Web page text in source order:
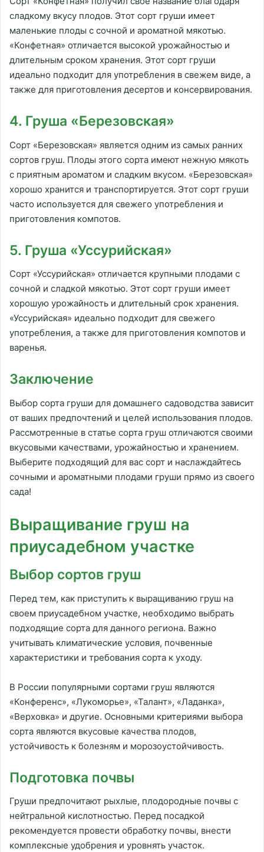
сладкому вкусу плодов. Этот сорт груши имеет
маленькие плоды с сочной и ароматной мякотью.
«Конфетная» отличается высокой урожайностью и
длительным сроком хранения. Этот сорт груши
идеально подходит для употребления в свежем виде, а
также для приготовления десертов и консервирования.
4. Груша «Березовская»
Сорт «Березовская» является одним из самых ранних
сортов груш. Плоды этого сорта имеют нежную мякоть
с приятным ароматом и сладким вкусом. «Березовская»
хорошо хранится и транспортируется. Этот сорт груши
часто используется для свежего употребления и
приготовления компотов.
5. Груша «Уссурийская»
Сорт «Уссурийская» отличается крупными плодами с
сочной и сладкой мякотью. Этот сорт груши имеет
хорошую урожайность и длительный срок хранения.
«Уссурийская» идеально подходит для свежего
употребления, а также для приготовления компотов и
варенья.
Заключение
Выбор сорта груши для домашнего садоводства зависит
от ваших предпочтений и целей использования плодов.
Рассмотренные в статье сорта груш отличаются своими
вкусовыми качествами, урожайностью и хранением.
Выберите подходящий для вас сорт и наслаждайтесь
сочными и ароматными плодами груши прямо из своего
сада!
Выращивание груш на
приусадебном участке
Выбор сортов груш
Перед тем, как приступить к выращиванию груш на
своем приусадебном участке, необходимо выбрать
подходящие сорта для данного региона. Важно
учитывать климатические условия, почвенные
характеристики и требования сорта к уходу.
В России популярными сортами груш являются
«Конференс», «Лукоморье», «Талант», «Ладанка»,
«Верховка» и другие. Основными критериями выбора
сорта являются вкусовые качества плодов,
устойчивость к болезням и морозоустойчивость.
Подготовка почвы
Груши предпочитают рыхлые, плодородные почвы с
нейтральной кислотностью. Перед посадкой
рекомендуется провести обработку почвы, внести
комплексные удобрения и уровнять участок.